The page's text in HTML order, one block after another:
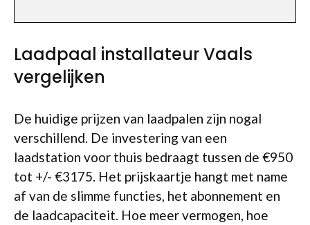
Laadpaal installateur Vaals
vergelijken
De huidige prijzen van laadpalen zijn nogal
verschillend. De investering van een
laadstation voor thuis bedraagt tussen de €950
tot +/- €3175. Het prijskaartje hangt met name
af van de slimme functies, het abonnement en
de laadcapaciteit. Hoe meer vermogen, hoe